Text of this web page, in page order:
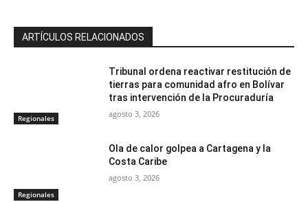
ARTÍCULOS RELACIONADOS
Regionales
Tribunal ordena reactivar restitución de
tierras para comunidad afro en Bolívar
tras intervención de la Procuraduría
agosto 3, 2026
Regionales
Ola de calor golpea a Cartagena y la
Costa Caribe
agosto 3, 2026